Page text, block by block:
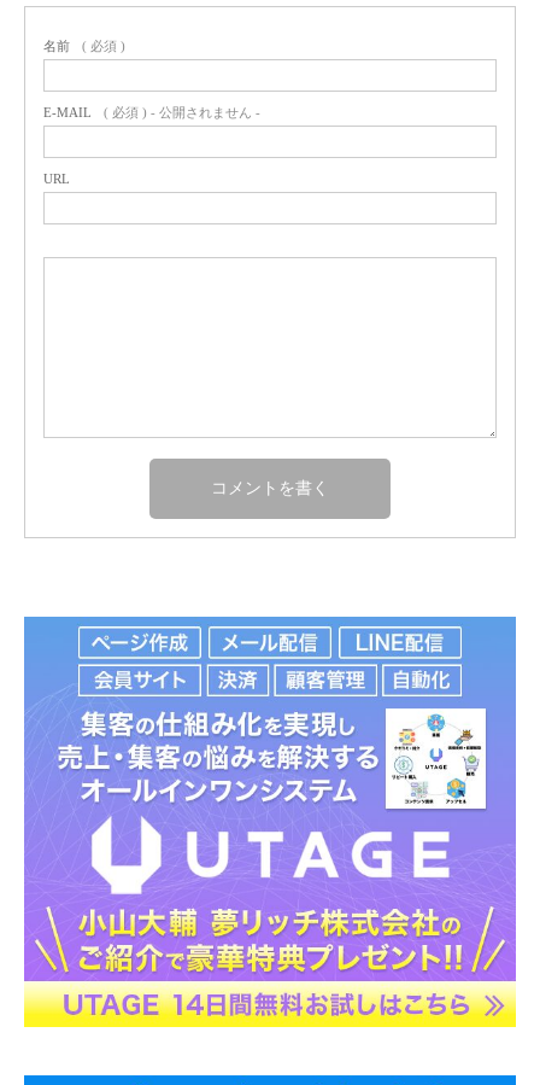
名前 ( 必須 )
E-MAIL ( 必須 ) - 公開されません -
URL